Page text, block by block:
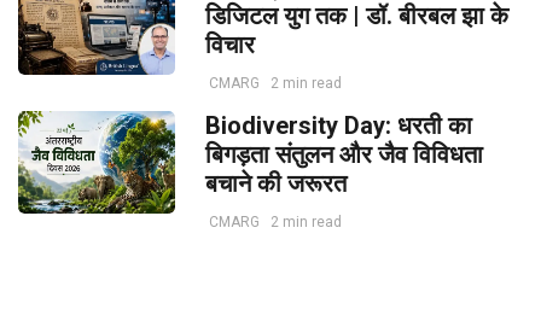
डिजिटल युग तक | डॉ. बीरबल झा के
विचार
CMARG 2 min read
Biodiversity Day: धरती का
बिगड़ता संतुलन और जैव विविधता
बचाने की जरूरत
CMARG 2 min read